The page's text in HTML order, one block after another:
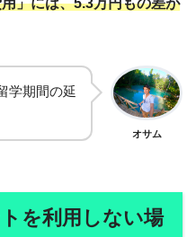
」には、5.3万円もの差が
学期間の延
オサム
を利用しない場